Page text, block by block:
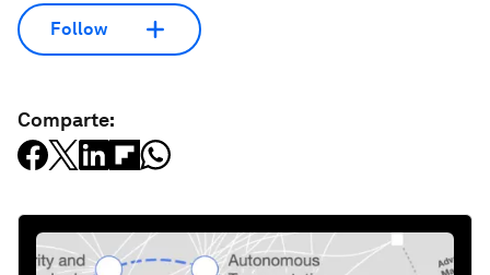
Follow
Comparte: